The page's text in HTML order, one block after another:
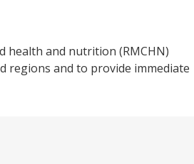
health and nutrition (RMCHN)
and to provide immediate